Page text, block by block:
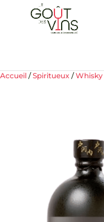
Accueil /Spiritueux /Whisky